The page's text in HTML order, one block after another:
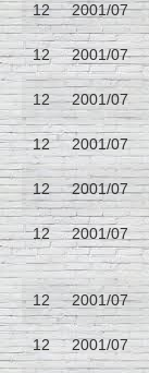
12 2001/07
12 2001/07
12 2001/07
12 2001/07
12 2001/07
12 2001/07
12 2001/07
12 2001/07